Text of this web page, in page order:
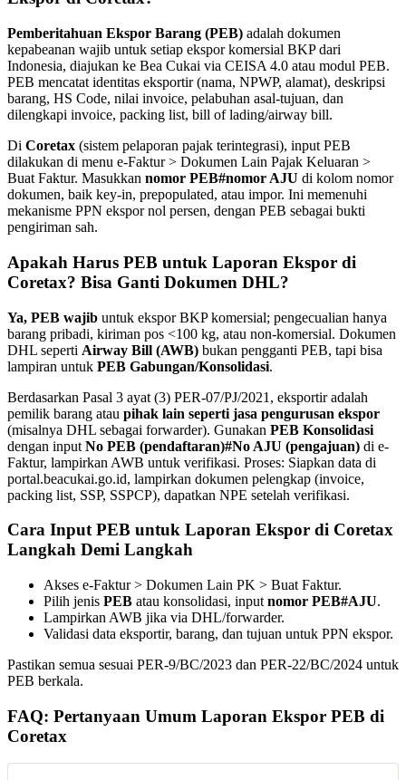
Pemberitahuan Ekspor Barang (PEB) adalah dokumen
kepabeanan wajib untuk setiap ekspor komersial BKP dari
Indonesia, diajukan ke Bea Cukai via CEISA 4.0 atau modul PEB.
PEB mencatat identitas eksportir (nama, NPWP, alamat), deskripsi
barang, HS Code, nilai invoice, pelabuhan asal-tujuan, dan
dilengkapi invoice, packing list, bill of lading/airway bill.
Di Coretax (sistem pelaporan pajak terintegrasi), input PEB
dilakukan di menu e-Faktur > Dokumen Lain Pajak Keluaran >
Buat Faktur. Masukkan nomor PEB#nomor AJU di kolom nomor
dokumen, baik key-in, prepopulated, atau impor. Ini memenuhi
mekanisme PPN ekspor nol persen, dengan PEB sebagai bukti
pengiriman sah.
Apakah Harus PEB untuk Laporan Ekspor di
Coretax? Bisa Ganti Dokumen DHL?
Ya, PEB wajib untuk ekspor BKP komersial; pengecualian hanya
barang pribadi, kiriman pos <100 kg, atau non-komersial. Dokumen
DHL seperti Airway Bill (AWB) bukan pengganti PEB, tapi bisa
lampiran untuk PEB Gabungan/Konsolidasi.
Berdasarkan Pasal 3 ayat (3) PER-07/PJ/2021, eksportir adalah
pemilik barang atau pihak lain seperti jasa pengurusan ekspor
(misalnya DHL sebagai forwarder). Gunakan PEB Konsolidasi
dengan input No PEB (pendaftaran)#No AJU (pengajuan) di e-
Faktur, lampirkan AWB untuk verifikasi. Proses: Siapkan data di
portal.beacukai.go.id, lampirkan dokumen pelengkap (invoice,
packing list, SSP, SSPCP), dapatkan NPE setelah verifikasi.
Cara Input PEB untuk Laporan Ekspor di Coretax
Langkah Demi Langkah
Akses e-Faktur > Dokumen Lain PK > Buat Faktur.
Pilih jenis PEB atau konsolidasi, input nomor PEB#AJU.
Lampirkan AWB jika via DHL/forwarder.
Validasi data eksportir, barang, dan tujuan untuk PPN ekspor.
Pastikan semua sesuai PER-9/BC/2023 dan PER-22/BC/2024 untuk
PEB berkala.
FAQ: Pertanyaan Umum Laporan Ekspor PEB di
Coretax